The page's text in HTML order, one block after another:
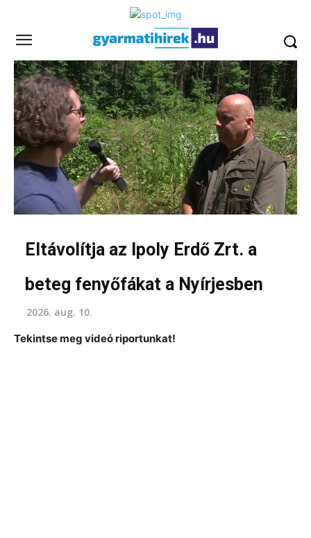
Eltávolítja az Ipoly Erdő Zrt. a
beteg fenyőfákat a Nyírjesben
2026. aug. 10.
Tekintse meg videó riportunkat!